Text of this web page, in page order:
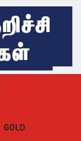
GOLD